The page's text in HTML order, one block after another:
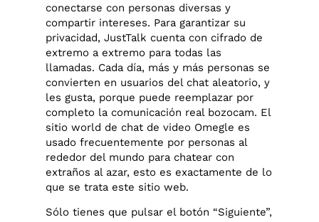
conectarse con personas diversas y
compartir intereses. Para garantizar su
privacidad, JustTalk cuenta con cifrado de
extremo a extremo para todas las
llamadas. Cada día, más y más personas se
convierten en usuarios del chat aleatorio, y
les gusta, porque puede reemplazar por
completo la comunicación real bozocam. El
sitio world de chat de video Omegle es
usado frecuentemente por personas al
rededor del mundo para chatear con
extraños al azar, esto es exactamente de lo
que se trata este sitio web.
Sólo tienes que pulsar el botón “Siguiente”,